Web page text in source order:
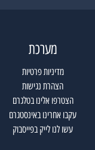
מערכת
מדיניות פרטיות
הצהרת נגישות
הצטרפו אלינו בטלגרם
עקבו אחרינו באינסטגרם
עשו לנו לייק בפייסבוק